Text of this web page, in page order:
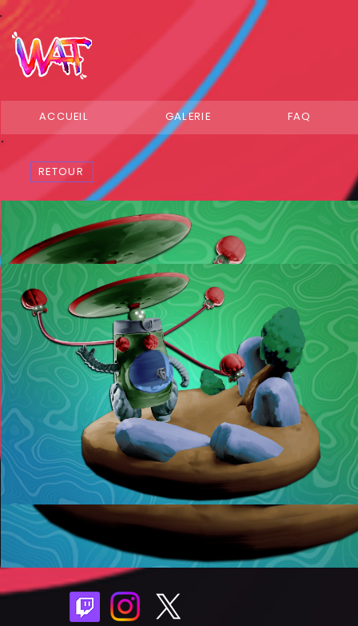
ACCUEIL GALERIE FAQ
RETOUR